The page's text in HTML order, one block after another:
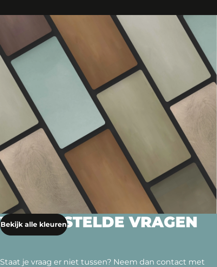
Bekijk alle kleuren
VEELGESTELDE VRAGEN
Staat je vraag er niet tussen? Neem dan contact met